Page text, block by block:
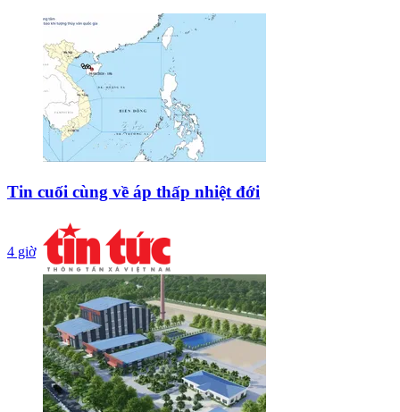
Tin cuối cùng về áp thấp nhiệt đới
4 giờ